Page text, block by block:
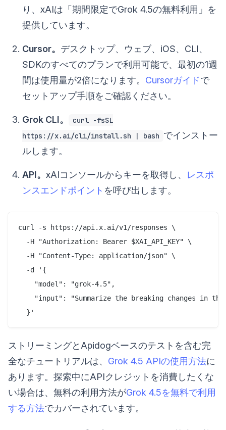
り、xAIは「期間限定でGrok 4.5の無料利用」を
提供しています。
Cursor。 デスクトップ、ウェブ、iOS、CLI、
SDKのすべてのプランで利用可能で、最初の1週
間は使用量が2倍になります。 Cursorガイドで
セットアップ手順をご確認ください。
Grok CLI。
curl -fsSL
https://x.ai/cli/install.sh | bash でインストー
ルします。
API。 xAIコンソールからキーを取得し、 レスポ
ンスエンドポイント を呼び出します。
curl -s https://api.x.ai/v1/responses \
  -H "Authorization: Bearer $XAI_API_KEY" \
  -H "Content-Type: application/json" \
  -d '{
    "model": "grok-4.5",
"input": "Summarize the breaking changes in
ストリーミングとApidogベースのテストを含む完
全なチュートリアルは、 Grok 4.5 APIの使用方法に
あります。探索中にAPIクレジットを消費したくな
い場合は、無料の利用方法がGrok 4.5を無料で利用
する方法でカバーされています。